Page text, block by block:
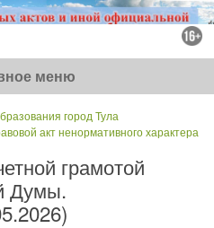
меню
город Тула
акт ненормативного характера
грамотой
Думы.